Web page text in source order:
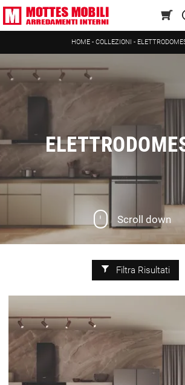
HOME - COLLEZIONI -
Scroll down
Filtra Risultati